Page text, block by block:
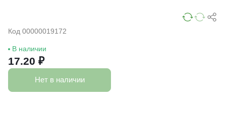
Код 00000019172
В наличии
17.20 ₽
Нет в наличии